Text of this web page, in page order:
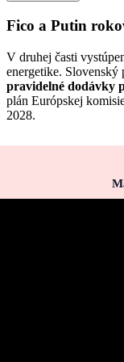
Fico a Putin
V druhej časti
energetike. Slovenský
pravidelné dodávky
plán Európskej
2028.